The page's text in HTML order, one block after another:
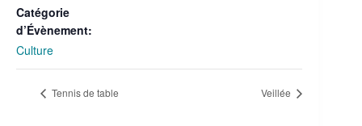
Catégorie
d’Évènement:
Culture
Tennis de table Veillée